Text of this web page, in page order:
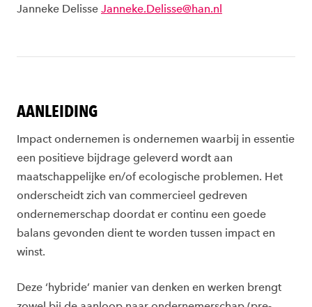
Janneke Delisse Janneke.Delisse@han.nl
AANLEIDING
Impact ondernemen is ondernemen waarbij in essentie
een positieve bijdrage geleverd wordt aan
maatschappelijke en/of ecologische problemen. Het
onderscheidt zich van commercieel gedreven
ondernemerschap doordat er continu een goede
balans gevonden dient te worden tussen impact en
winst.
Deze ‘hybride’ manier van denken en werken brengt